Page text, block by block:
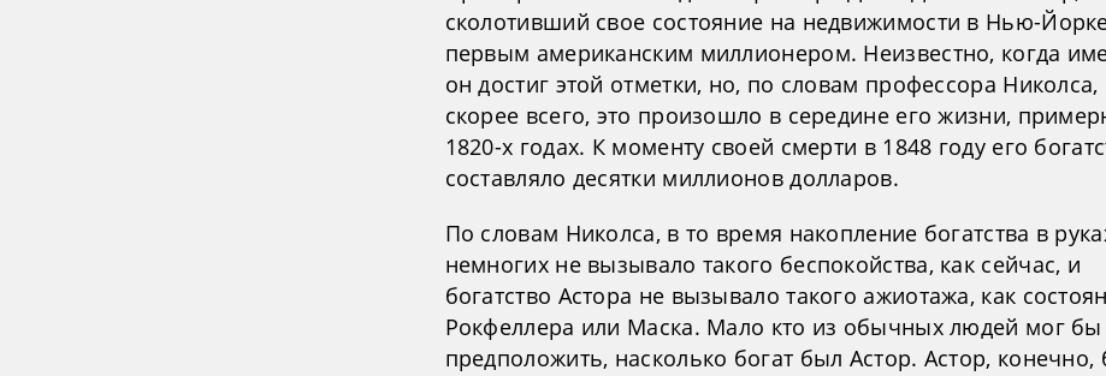
сколотивший свое состояние на недвижимости в Нью-
первым американским миллионером. Неизвестно, когда
он достиг этой отметки, но, по словам профессора Николса,
скорее всего, это произошло в середине его жизни,
1820-х годах. К моменту своей смерти в 1848 году его
составляло десятки миллионов долларов.
По словам Николса, в то время накопление богатства в
немногих не вызывало такого беспокойства, как сейчас, и
богатство Астора не вызывало такого ажиотажа, как
Рокфеллера или Маска. Мало кто из обычных людей мог
предположить, насколько богат был Астор. Астор, конечно,